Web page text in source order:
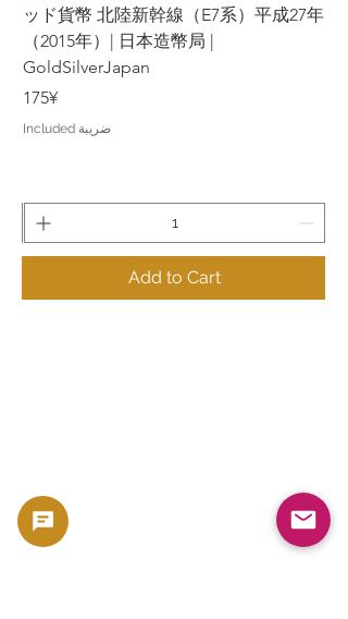
ッド貨幣 北陸新幹線（E7系）平成27年
（2015年）| 日本造幣局 |
GoldSilverJapan
Price
175¥
ضريبة Included
Add to Cart